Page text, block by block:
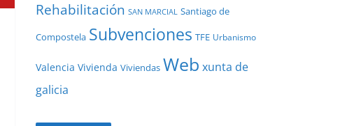
Rehabilitación SAN MARCIAL Santiago de
Compostela Subvenciones TFE Urbanismo
Valencia Vivienda Viviendas Web xunta de
galicia